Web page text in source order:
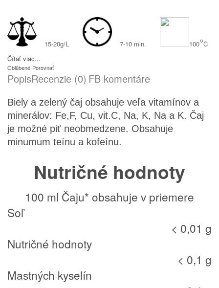
15-20g/L 7-10 min. 100°C
Čítať viac...
Obľúbené Porovnať
PopisRecenzie (0) FB komentáre
Biely a zelený čaj obsahuje veľa vitamínov a
minerálov: Fe,F, Cu, vit.C, Na, K, Na a K. Čaj
je možné piť neobmedzene. Obsahuje
minumum teínu a kofeínu.
Nutričné hodnoty
100 ml Čaju* obsahuje v priemere
Soľ
< 0,01 g
Nutričné hodnoty
< 0,1 g
Mastných kyselín